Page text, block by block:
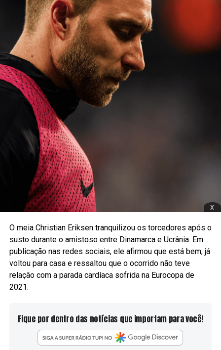
x
O meia Christian Eriksen tranquilizou os torcedores após o
susto durante o amistoso entre Dinamarca e Ucrânia. Em
publicação nas redes sociais, ele afirmou que está bem, já
voltou para casa e ressaltou que o ocorrido não teve
relação com a parada cardíaca sofrida na Eurocopa de
2021.
Fique por dentro das notícias que importam para você!